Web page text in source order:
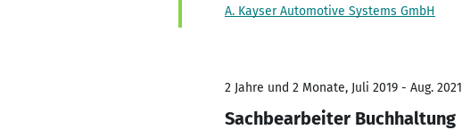
A. Kayser Automotive Systems GmbH
2 Jahre und 2 Monate, Juli 2019 - Aug. 2021
Sachbearbeiter Buchhaltung